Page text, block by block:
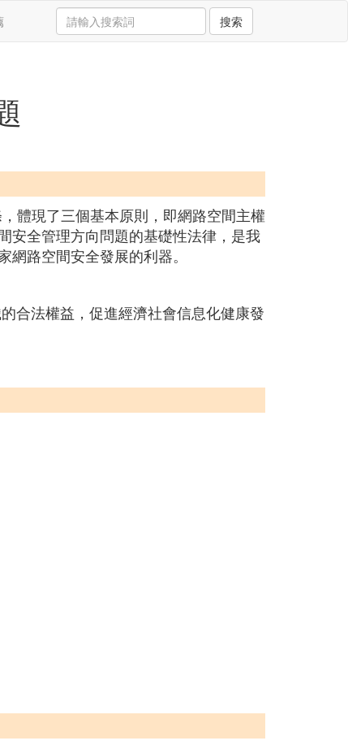
搜索
體現了三個基本原則，即網路空間主權
安全管理方向問題的基礎性法律，是我
路空間安全發展的利器。
合法權益，促進經濟社會信息化健康發